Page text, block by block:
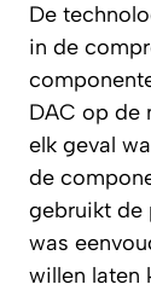
De
in de
DAC op de
elk geval
de
gebruikt de
was
willen laten